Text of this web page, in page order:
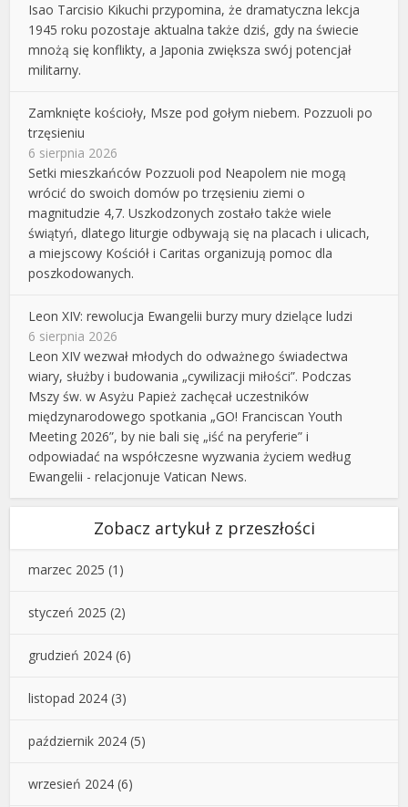
Isao Tarcisio Kikuchi przypomina, że dramatyczna lekcja
1945 roku pozostaje aktualna także dziś, gdy na świecie
mnożą się konflikty, a Japonia zwiększa swój potencjał
militarny.
Zamknięte kościoły, Msze pod gołym niebem. Pozzuoli po
trzęsieniu
6 sierpnia 2026
Setki mieszkańców Pozzuoli pod Neapolem nie mogą
wrócić do swoich domów po trzęsieniu ziemi o
magnitudzie 4,7. Uszkodzonych zostało także wiele
świątyń, dlatego liturgie odbywają się na placach i ulicach,
a miejscowy Kościół i Caritas organizują pomoc dla
poszkodowanych.
Leon XIV: rewolucja Ewangelii burzy mury dzielące ludzi
6 sierpnia 2026
Leon XIV wezwał młodych do odważnego świadectwa
wiary, służby i budowania „cywilizacji miłości”. Podczas
Mszy św. w Asyżu Papież zachęcał uczestników
międzynarodowego spotkania „GO! Franciscan Youth
Meeting 2026”, by nie bali się „iść na peryferie” i
odpowiadać na współczesne wyzwania życiem według
Ewangelii - relacjonuje Vatican News.
Zobacz artykuł z przeszłości
marzec 2025 (1)
styczeń 2025 (2)
grudzień 2024 (6)
listopad 2024 (3)
październik 2024 (5)
wrzesień 2024 (6)